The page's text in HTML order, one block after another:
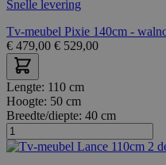
Snelle levering
Tv-meubel Pixie 140cm -
€ 479,00 € 529,00
Lengte: 110 cm
Hoogte: 50 cm
Breedte/diepte: 40 cm